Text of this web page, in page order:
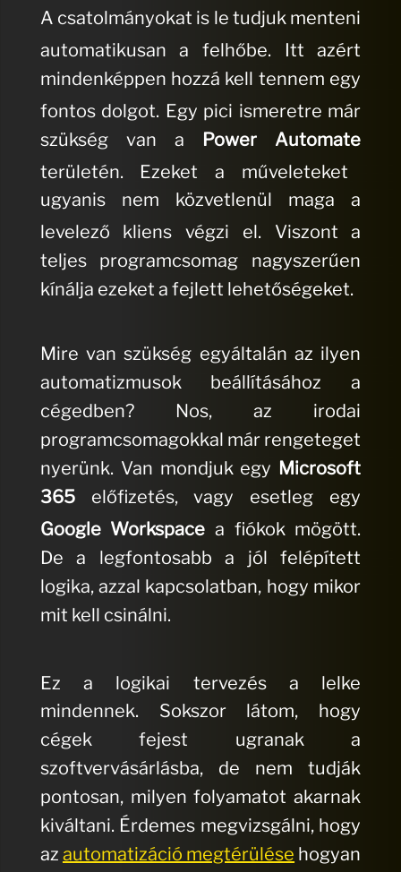
A csatolmányokat is le tudjuk menteni
automatikusan a felhőbe.
Itt azért
mindenképpen hozzá kell tennem egy
fontos dolgot. Egy pici ismeretre már
szükség van a Power Automate
területén. Ezeket a műveleteket
ugyanis nem közvetlenül maga a
levelező kliens végzi el. Viszont a
teljes programcsomag nagyszerűen
kínálja ezeket a fejlett lehetőségeket.
Mire van szükség egyáltalán az ilyen
automatizmusok beállításához a
cégedben? Nos, az irodai
programcsomagokkal már rengeteget
nyerünk. Van mondjuk egy Microsoft
365előfizetés, vagy esetleg egy
Google Workspace a fiókok mögött.
De a legfontosabb a jól felépített
logika, azzal kapcsolatban, hogy mikor
mit kell csinálni.
Ez a logikai tervezés a lelke
mindennek. Sokszor látom, hogy
cégek fejest ugranak a
szoftvervásárlásba, de nem tudják
pontosan, milyen folyamatot akarnak
kiváltani. Érdemes megvizsgálni, hogy
az automatizáció megtérülése hogyan